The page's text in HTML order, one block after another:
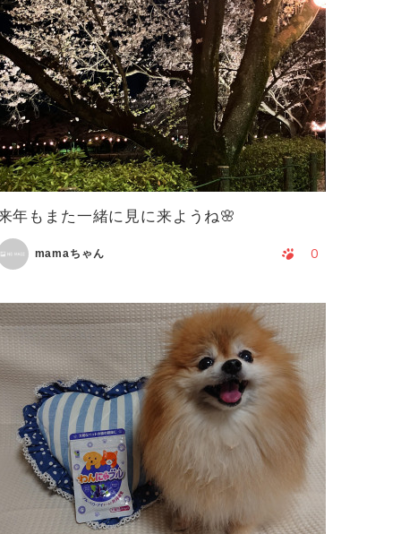
年もまた一緒に見に来ようね🌸
mamaちゃん 0